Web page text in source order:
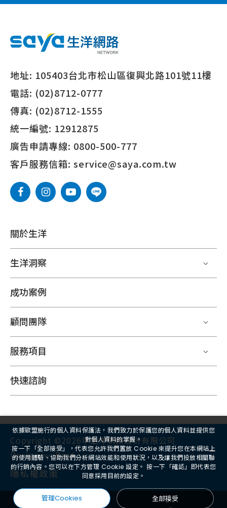
地址: 105403台北市松山區復興北路101號11樓
電話: (02)8712-0777
傳真: (02)8712-1555
統一編號: 12912875
廣告申請專線: 0800-500-777
客戶服務信箱: service@saya.com.tw
關於生洋
生洋洞察
成功案例
顧問團隊
服務項目
快速諮詢
Copyright ©2026年生洋網路股份有限公司
Design by iBest
隱私權政策
依據歐盟施行的個人資料保護法，我們致力於保護您的個人資料並提供您
對個人資料的掌握。
按一下「全部接受」，代表您允許我們置放 Cookie 來提升您在本網站上
的使用體驗、協助我們分析網站效能和使用狀況，以及讓我們投放相關聯
的行銷內容。您可以在下方管理 Cookie 設定。 按一下「確認」即代表您
同意採用目前的設定。
管理Cookies 全部接受